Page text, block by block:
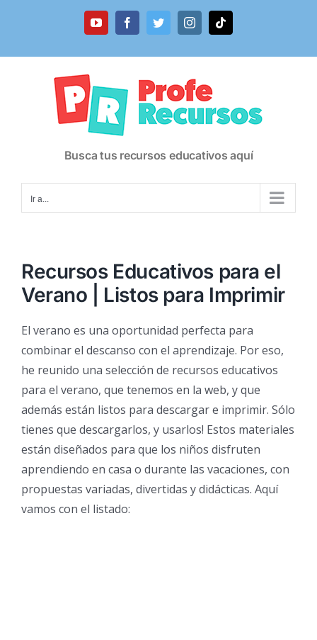
YouTubeFacebookTwitterInstagramTiktok
Busca tus recursos educativos aquí
Ir a...
Recursos Educativos para el
Verano | Listos para Imprimir
El verano es una oportunidad perfecta para
combinar el descanso con el aprendizaje. Por eso,
he reunido una selección de recursos educativos
para el verano, que tenemos en la web, y que
además están listos para descargar e imprimir. Sólo
tienes que descargarlos, y usarlos! Estos materiales
están diseñados para que los niños disfruten
aprendiendo en casa o durante las vacaciones, con
propuestas variadas, divertidas y didácticas. Aquí
vamos con el listado: